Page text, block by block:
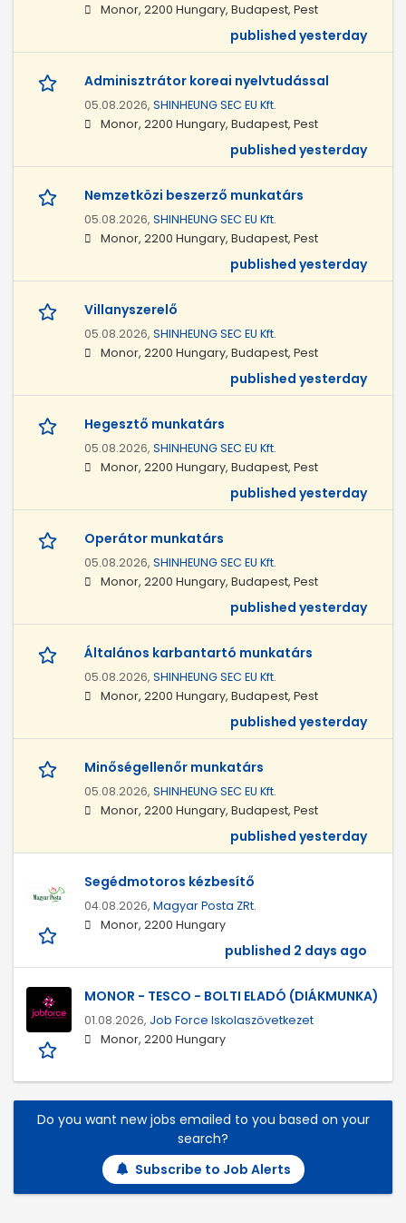
Monor, 2200 Hungary, Budapest, Pest
published yesterday
Adminisztrátor koreai nyelvtudással
05.08.2026, SHINHEUNG SEC EU Kft.
Monor, 2200 Hungary, Budapest, Pest
published yesterday
Nemzetközi beszerző munkatárs
05.08.2026, SHINHEUNG SEC EU Kft.
Monor, 2200 Hungary, Budapest, Pest
published yesterday
Villanyszerelő
05.08.2026, SHINHEUNG SEC EU Kft.
Monor, 2200 Hungary, Budapest, Pest
published yesterday
Hegesztő munkatárs
05.08.2026, SHINHEUNG SEC EU Kft.
Monor, 2200 Hungary, Budapest, Pest
published yesterday
Operátor munkatárs
05.08.2026, SHINHEUNG SEC EU Kft.
Monor, 2200 Hungary, Budapest, Pest
published yesterday
Általános karbantartó munkatárs
05.08.2026, SHINHEUNG SEC EU Kft.
Monor, 2200 Hungary, Budapest, Pest
published yesterday
Minőségellenőr munkatárs
05.08.2026, SHINHEUNG SEC EU Kft.
Monor, 2200 Hungary, Budapest, Pest
published yesterday
Segédmotoros kézbesítő
04.08.2026, Magyar Posta ZRt.
Monor, 2200 Hungary
published 2 days ago
MONOR - TESCO - BOLTI ELADÓ (DIÁKMUNKA)
01.08.2026, Job Force Iskolaszövetkezet
Monor, 2200 Hungary
Do you want new jobs emailed to you based on your
search?
Subscribe to Job Alerts